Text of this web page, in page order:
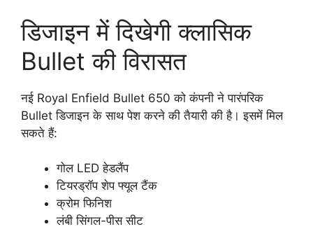
डिजाइन में दिखेगी क्लासिक
Bullet की विरासत
नई Royal Enfield Bullet 650 को कंपनी ने पारंपरिक
Bullet डिजाइन के साथ पेश करने की तैयारी की है। इसमें मिल
सकते हैं:
गोल LED हेडलैंप
टियरड्रॉप शेप फ्यूल टैंक
क्रोम फिनिश
लंबी सिंगल-पीस सीट